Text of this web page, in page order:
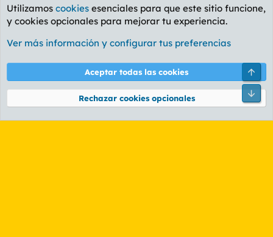
Etiquetas
Cookies
PL OLDSTYLE AMARILLO
Términos y reglas Política de privacidad Ayuda
Community platform by XenForo® © 2010-2026 XenForo Ltd.
Utilizamos cookies esenciales para que este sitio funcione,
y cookies opcionales para mejorar tu experiencia.
Ver más información y configurar tus preferencias
Aceptar todas las cookies
Rechazar cookies opcionales
Pie